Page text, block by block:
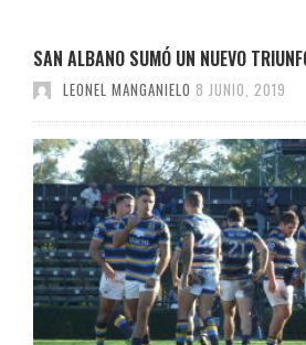
SAN ALBANO SUMÓ UN NUEVO
LEONEL MANGANIELO 8 JUNIO, 2019